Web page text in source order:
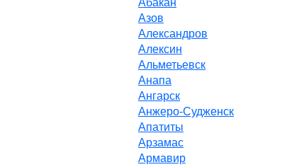
Абакан
Азов
Александров
Алексин
Альметьевск
Анапа
Ангарск
Анжеро-Судженск
Апатиты
Арзамас
Армавир